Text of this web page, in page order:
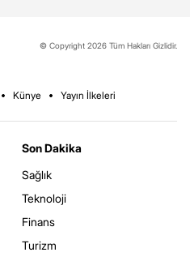
© Copyright 2026 Tüm Hakları Gizlidir.
Künye Yayın İlkeleri
Son Dakika
Sağlık
Teknoloji
Finans
Turizm